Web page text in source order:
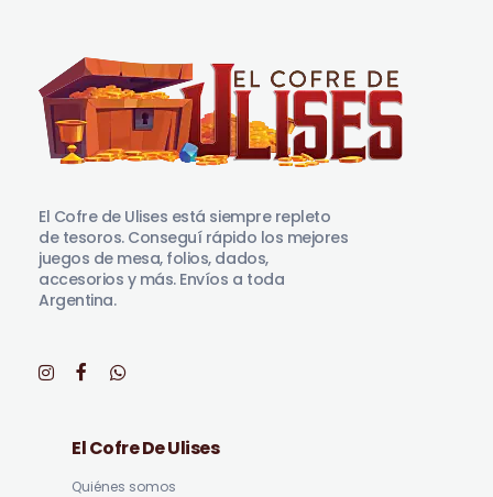
El Cofre de Ulises está siempre repleto
de tesoros. Conseguí rápido los mejores
juegos de mesa, folios, dados,
accesorios y más. Envíos a toda
Argentina.
El Cofre De Ulises
Quiénes somos